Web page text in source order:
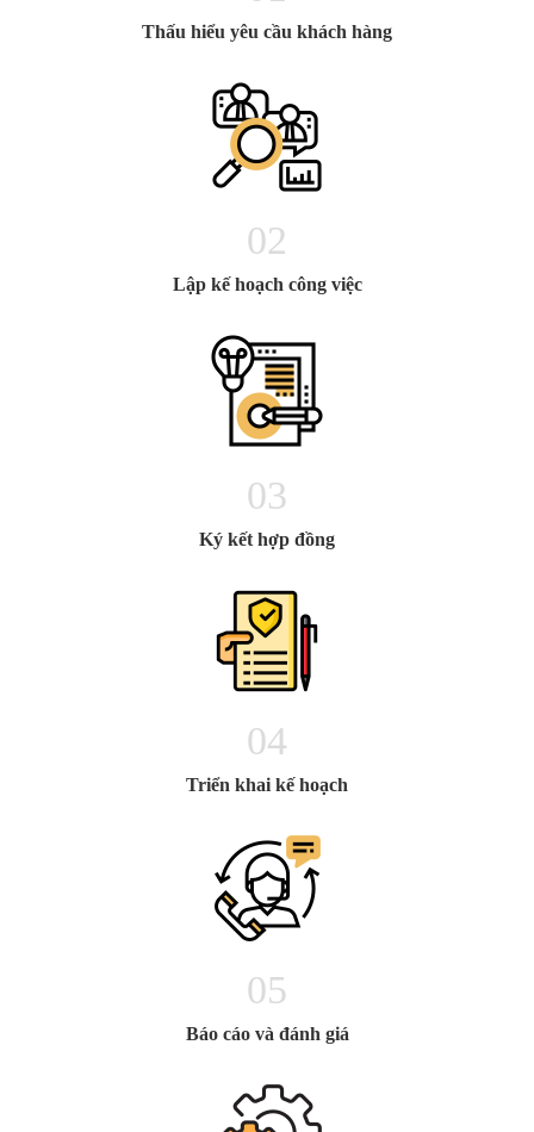
Thấu hiểu yêu cầu khách hàng
02
Lập kế hoạch công việc
03
Ký kết hợp đồng
04
Triển khai kế hoạch
05
Báo cáo và đánh giá